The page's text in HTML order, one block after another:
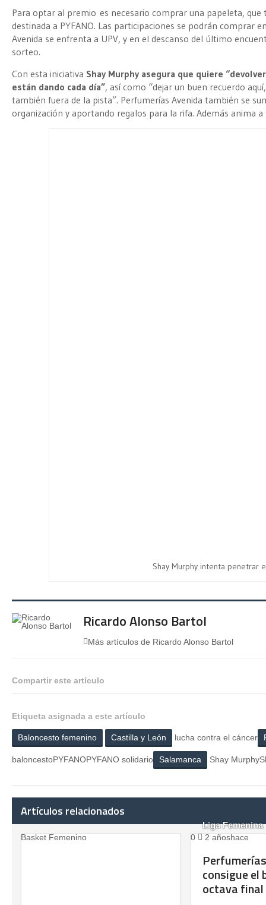
Para optar al premio es necesario comprar una papeleta,
destinada a PYFANO. Las participaciones se podrán comprar
Avenida se enfrenta a UPV, y en el descanso del último
sorteo.
Con esta iniciativa Shay Murphy asegura que quiere
están dando cada día”, así como “dejar un buen recuerdo
también fuera de la pista”. Perfumerías Avenida también se
organización y aportando regalos para la rifa. Además anima
Shay Murphy intenta penetrar
Ricardo Alonso Bartol
Más artículos de Ricardo Alonso Bartol
Compartir este artículo
Etiqueta asignada a este artículo
Baloncesto femenino Castilla y León lucha contra el cáncer
baloncestoPYFANOPYFANO solidario Salamanca Shay
Artículos relacionados
Basket Femenino 0
Liga Femenina
2 añoshace
consigue el
octava final